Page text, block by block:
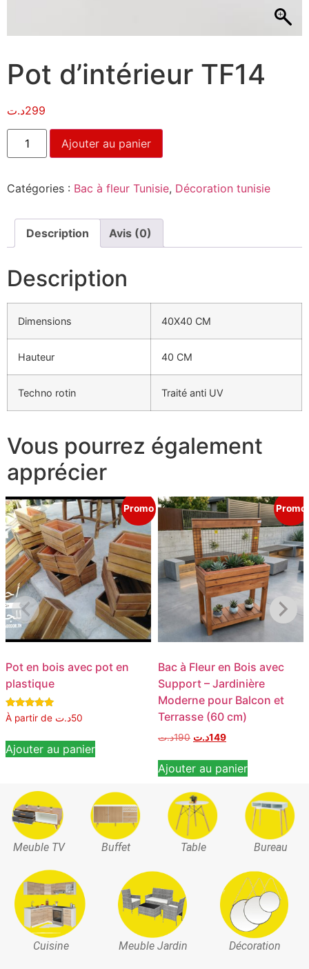
Pot d’intérieur TF14
299د.ت
Ajouter au panier
Catégories : Bac à fleur Tunisie, Décoration tunisie
Description Avis (0)
Description
Dimensions 40X40 CM
Hauteur 40 CM
Techno rotin Traité anti UV
Vous pourrez également
apprécier
Promo
Pot en bois avec pot en
plastique
Note
5.00
À partir de 50د.ت
Ajouter au panier
Promo
Bac à Fleur en Bois avec
Support – Jardinière
Moderne pour Balcon et
Terrasse (60 cm)
190د.ت 149د.ت
Ajouter au panier
Meuble TV Buffet Table Bureau
Cuisine Meuble Jardin Décoration